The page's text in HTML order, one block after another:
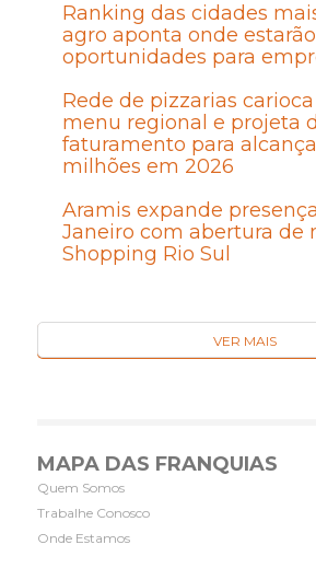
Ranking das cidades
agro aponta onde
oportunidades para
Rede de pizzarias
menu regional e projeta
faturamento para
milhões em 2026
Aramis expande
Janeiro com abertura de
Shopping Rio Sul
VER MAIS
MAPA DAS FRANQUIAS
Quem Somos
Trabalhe Conosco
Onde Estamos